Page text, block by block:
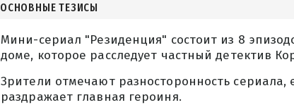
ОСНОВНЫЕ ТЕЗИСЫ
Мини-сериал "Резиденция" состоит из 8
доме, которое расследует частный детектив
Зрители отмечают разносторонность
раздражает главная героиня.